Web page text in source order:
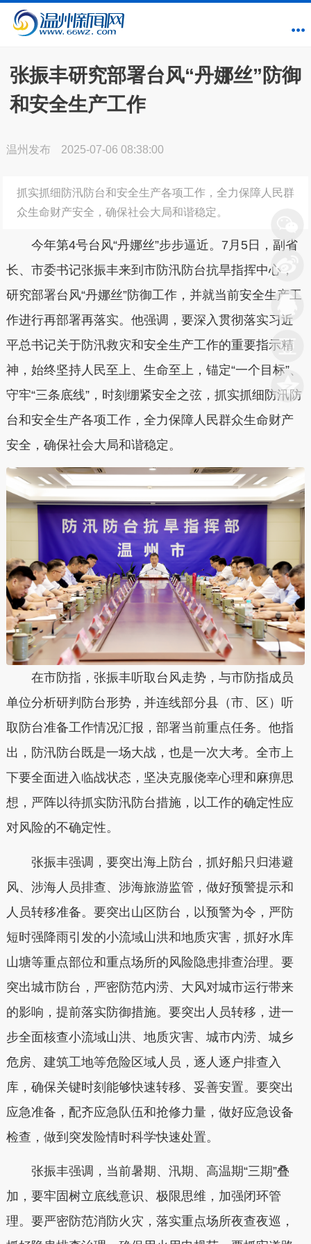
张振丰研究部署台风“丹娜丝”防御
和安全生产工作
温州发布 2025-07-06 08:38:00
抓实抓细防汛防台和安全生产各项工作，全力保障人民群
众生命财产安全，确保社会大局和谐稳定。
今年第4号台风“丹娜丝”步步逼近。7月5日，副省
长、市委书记张振丰来到市防汛防台抗旱指挥中心，
研究部署台风“丹娜丝”防御工作，并就当前安全生产工
作进行再部署再落实。他强调， 要深入贯彻落实习近
平总书记关于防汛救灾和安全生产工作的重要指示精
神 ，始终坚持人民至上、生命至上，锚定“一个目标”、
守牢“三条底线”，时刻绷紧安全之弦，抓实抓细防汛防
台和安全生产各项工作，全力保障人民群众生命财产
安全，确保社会大局和谐稳定。
在市防指， 张振丰听取台风走势，与市防指成员
单位分析研判防台形势，并连线部分县（市、区）听
取防台准备工作情况汇报，部署当前重点任务。他指
出，防汛防台既是一场大战，也是一次大考。全市上
下要全面进入临战状态，坚决克服侥幸心理和麻痹思
想，严阵以待抓实防汛防台措施，以工作的确定性应
对风险的不确定性。
张振丰强调，要突出海上防台，抓好船只归港避
风、涉海人员排查、涉海旅游监管，做好预警提示和
人员转移准备。要突出山区防台，以预警为令，严防
短时强降雨引发的小流域山洪和地质灾害，抓好水库
山塘等重点部位和重点场所的风险隐患排查治理。要
突出城市防台，严密防范内涝、大风对城市运行带来
的影响，提前落实防御措施。要突出人员转移，进一
步全面核查小流域山洪、地质灾害、城市内涝、城乡
危房、建筑工地等危险区域人员，逐人逐户排查入
库，确保关键时刻能够快速转移、妥善安置。要突出
应急准备，配齐应急队伍和抢修力量，做好应急设备
检查，做到突发险情时科学快速处置。
张振丰强调，当前暑期、汛期、高温期“三期”叠
加，要牢固树立底线意识、极限思维，加强闭环管
理。要严密防范消防火灾，落实重点场所夜查夜巡，